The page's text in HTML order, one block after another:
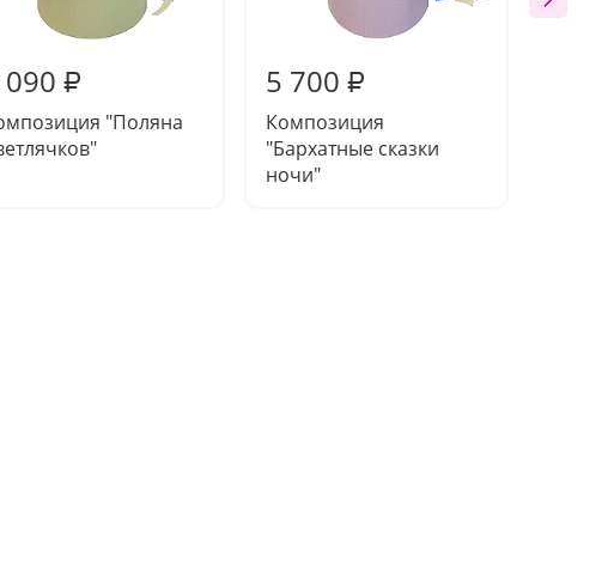
₽
"Поляна
5 700 ₽
Композиция
"Бархатные сказки
ночи"